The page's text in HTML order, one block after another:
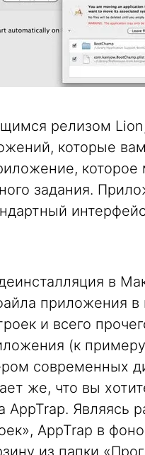
релизом
которые
задания.
в
приложения в
и всего
(к
современных
же, что вы
AppTrap. Являясь
AppTrap в
из папки